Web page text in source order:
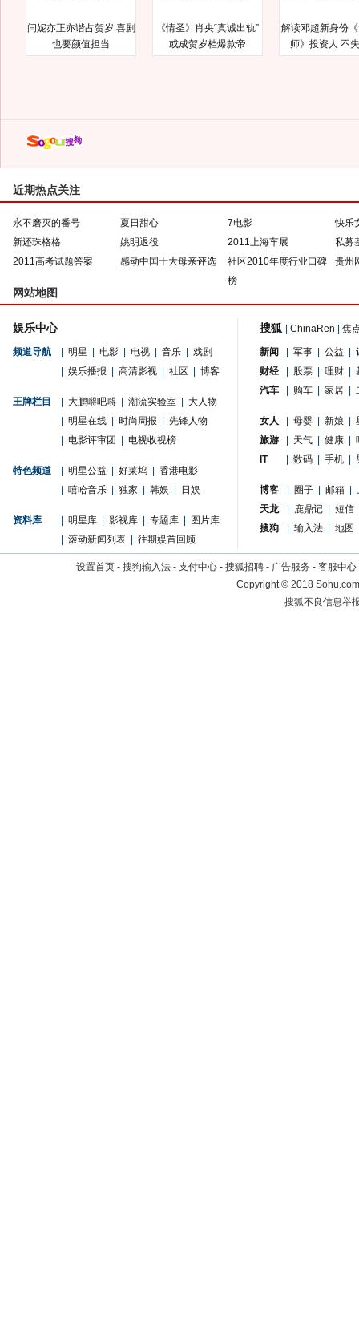
闫妮亦正亦谐占贺岁 喜剧
也要颜值担当
《情圣》肖央“真诚出轨”
或成贺岁档爆款帝
解读邓超新身份
师》投资人 不
近期热点关注
永不磨灭的番号 夏日甜心 7电影
快乐
新还珠格格
姚明退役 2011上海车展
私募
2011高考试题答案
感动中国十大母亲评选
社区2010年度行业口碑
榜
贵州
网站地图
娱乐中心
频道导航 明星 电影 电视 音乐
戏剧
娱乐播报 高清影视 社区 博客
王牌栏目 大鹏嘚吧嘚 潮流实验室
大人物
明星在线 时尚周报
先锋人物
电影评审团 电视收视榜
特色频道 明星公益 好莱坞
香港电影
嘻哈音乐 独家 韩娱 日娱
资料库 明星库 影视库 专题库
图片库
滚动新闻列表 往期娱首回顾
搜狐 ChinaRen 焦
新闻 军事 公益
财经
股票 理财
汽车
购车 家居
女人 母婴 新娘
旅游
天气 健康
IT
数码 手机
博客 圈子 邮箱
天龙
鹿鼎记
短信
搜狗
输入法 地图
设置首页 - 搜狗输入法 - 支付中心 - 搜狐招聘 - 广告服务 - 客服中心
Copyright©2018
搜狐不良信息举